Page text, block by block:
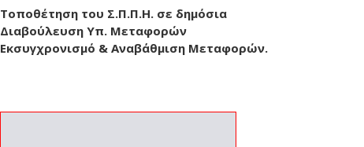
Τοποθέτηση του Σ.Π.Π.Η. σε δημόσια
Διαβούλευση Υπ. Μεταφορών
Εκσυγχρονισμό & Αναβάθμιση Μεταφορών.